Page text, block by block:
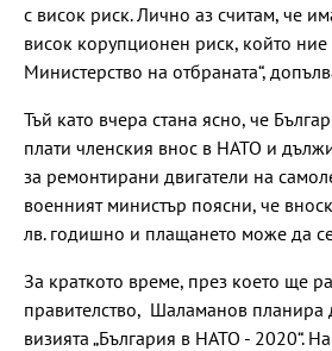
с висок риск. Лично аз считам, че
висок корупционен риск, който
Министерство на отбраната“,
Тъй като вчера стана ясно, че
плати членския внос в НАТО и
за ремонтирани двигатели на
военният министър поясни, че
лв. годишно и плащането може да
За краткото време, през което ще
правителство, Шаламанов планира
визията „България в НАТО - 2020“.